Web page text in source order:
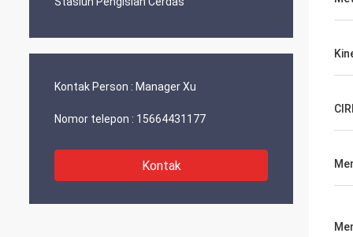
Kontak Person : Manager Xu
Nomor telepon : 15664431177
Kontak